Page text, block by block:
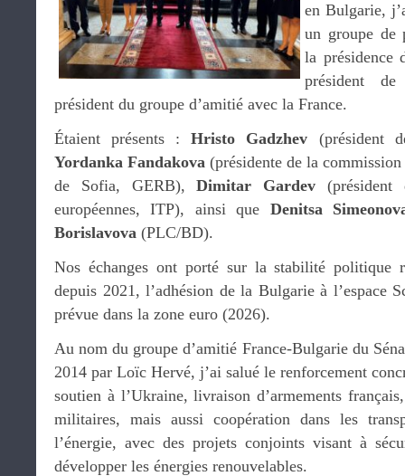
en Bulgarie,
un groupe de
la présidence
président de
président du groupe d’amitié avec la France.
Étaient présents :Hristo Gadzhev (président
Yordanka Fandakova (présidente de la
de Sofia, GERB),Dimitar Gardev
européennes, ITP), ainsi que Denitsa
Borislavova (PLC/BD).
Nos échanges ont porté sur la stabilité politique
depuis 2021, l’adhésion de la Bulgarie à l’espace
prévue dans la zone euro (2026).
Au nom du groupe d’amitié France-Bulgarie du
2014 par Loïc Hervé, j’ai salué le renforcement
soutien à l’Ukraine, livraison d’armements
militaires, mais aussi coopération dans les
l’énergie, avec des projets conjoints visant à
développer les énergies renouvelables.